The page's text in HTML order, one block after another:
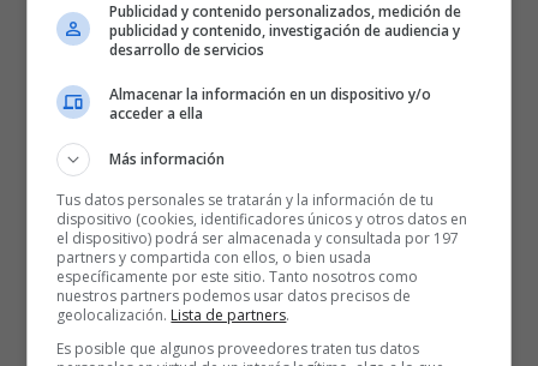
Publicidad y contenido personalizados, medición de
publicidad y contenido, investigación de audiencia y
desarrollo de servicios
Almacenar la información en un dispositivo y/o
acceder a ella
Más información
Tus datos personales se tratarán y la información de tu
dispositivo (cookies, identificadores únicos y otros datos en
el dispositivo) podrá ser almacenada y consultada por 197
partners y compartida con ellos, o bien usada
específicamente por este sitio. Tanto nosotros como
nuestros partners podemos usar datos precisos de
geolocalización. Lista de partners.
Es posible que algunos proveedores traten tus datos